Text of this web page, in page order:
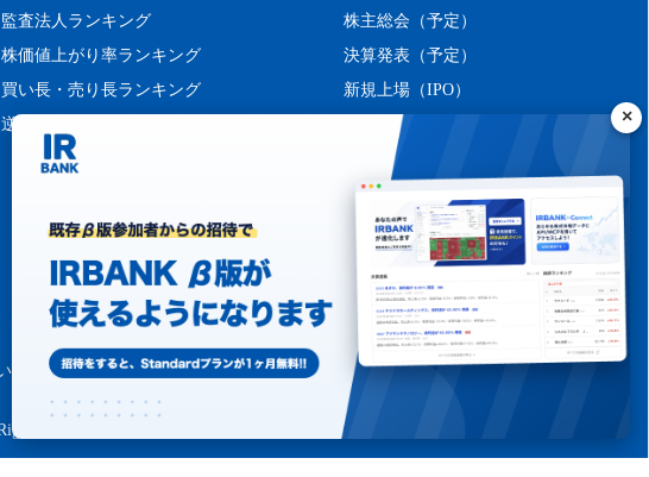
監査法人ランキング
株価値上がり率ランキング
買い長・売り長ランキング
逆日歩ランキング
株主総会（予定）
決算発表（予定）
新規上場（IPO）
て プライバシーポリシー
Reserved.